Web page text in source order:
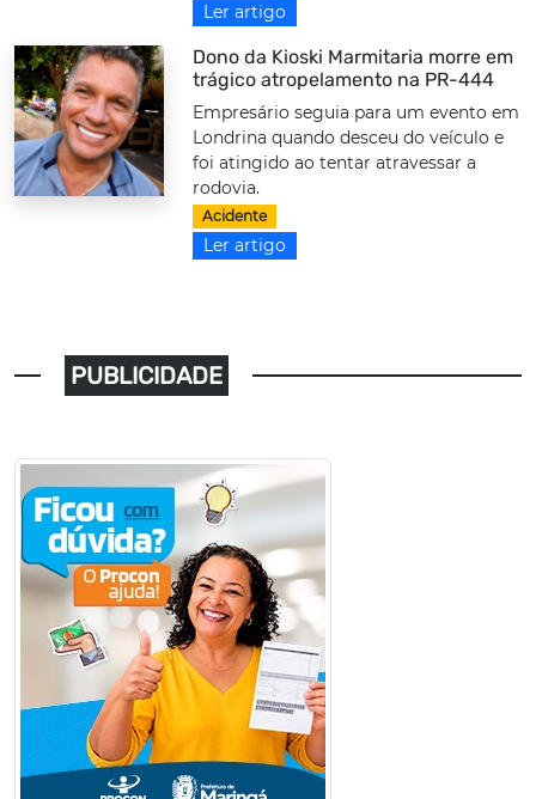
Ler artigo
Dono da Kioski Marmitaria morre em
trágico atropelamento na PR-444
Empresário seguia para um evento em
Londrina quando desceu do veículo e
foi atingido ao tentar atravessar a
rodovia.
Acidente
Ler artigo
PUBLICIDADE